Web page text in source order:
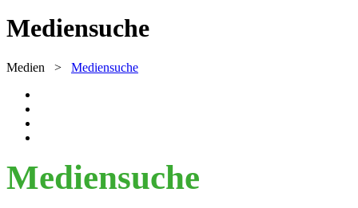
Mediensuche
Medien > Mediensuche
Mediensuche